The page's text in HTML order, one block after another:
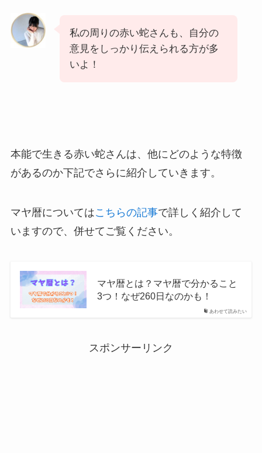
私の周りの赤い蛇さんも、自分の
意見をしっかり伝えられる方が多
いよ！
本能で生きる赤い蛇さんは、他にどのような特徴
があるのか下記でさらに紹介していきます。
マヤ暦についてはこちらの記事で詳しく紹介して
いますので、併せてご覧ください。
あわせて読みたい
マヤ暦とは？マヤ暦で分かること
3つ！なぜ260日なのかも！
スポンサーリンク